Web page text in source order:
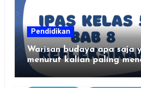
Pendidikan
Warisan budaya apa saja
menurut kalian paling